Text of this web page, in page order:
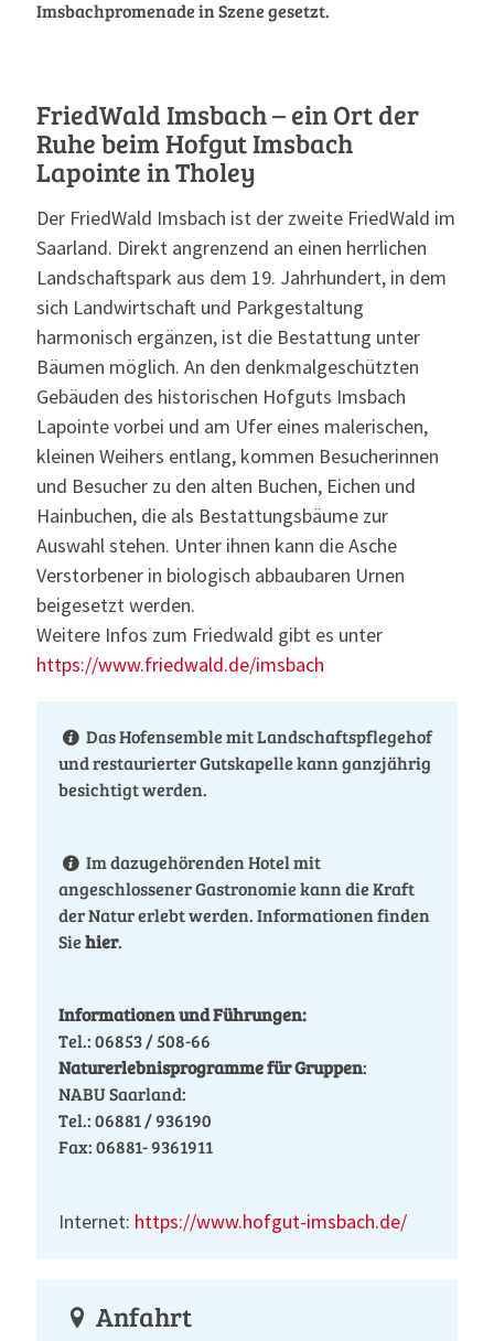
Imsbachpromenade in Szene gesetzt.
FriedWald Imsbach – ein Ort der
Ruhe beim Hofgut Imsbach
Lapointe in Tholey
Der FriedWald Imsbach ist der zweite FriedWald im
Saarland. Direkt angrenzend an einen herrlichen
Landschaftspark aus dem 19. Jahrhundert, in dem
sich Landwirtschaft und Parkgestaltung
harmonisch ergänzen, ist die Bestattung unter
Bäumen möglich. An den denkmalgeschützten
Gebäuden des historischen Hofguts Imsbach
Lapointe vorbei und am Ufer eines malerischen,
kleinen Weihers entlang, kommen Besucherinnen
und Besucher zu den alten Buchen, Eichen und
Hainbuchen, die als Bestattungsbäume zur
Auswahl stehen. Unter ihnen kann die Asche
Verstorbener in biologisch abbaubaren Urnen
beigesetzt werden.
Weitere Infos zum Friedwald gibt es unter
https://www.friedwald.de/imsbach
Das Hofensemble mit Landschaftspflegehof
und restaurierter Gutskapelle kann ganzjährig
besichtigt werden.
Im dazugehörenden Hotel mit
angeschlossener Gastronomie kann die Kraft
der Natur erlebt werden. Informationen finden
Siehier.
Informationen und Führungen:
Tel.: 06853 / 508-66
Naturerlebnisprogramme für Gruppen:
NABU Saarland:
Tel.: 06881 / 936190
Fax: 06881- 9361911
Internet: https://www.hofgut-imsbach.de/
Anfahrt